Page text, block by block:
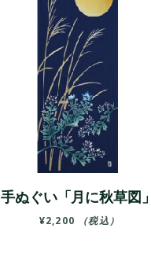
手ぬぐい「月に秋草図」
¥2,200 （税込）